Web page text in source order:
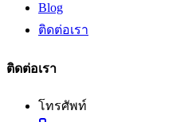
Blog
ติดต่อเรา
ติดต่อเรา
โทรศัพท์